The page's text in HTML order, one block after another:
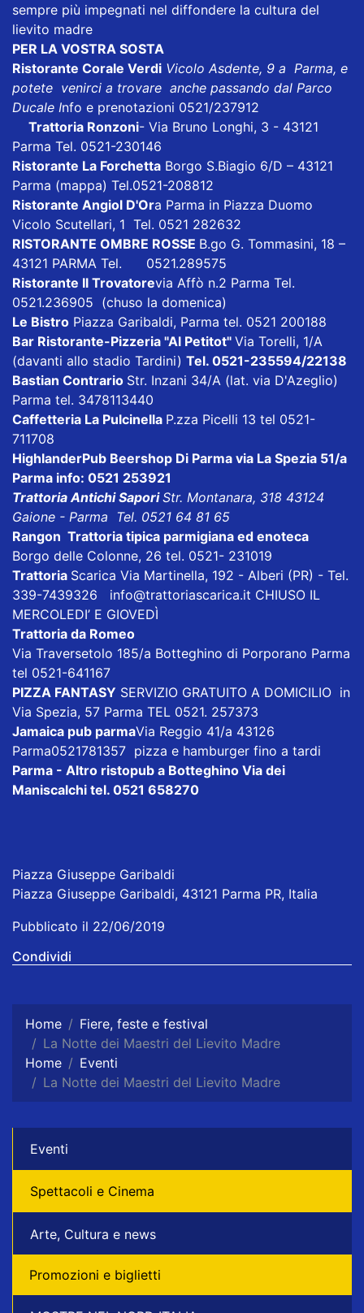
sempre più impegnati nel diffondere la cultura del
lievito madre
PER LA VOSTRA SOSTA
Ristorante Corale Verdi Vicolo Asdente, 9 a Parma, e
potete venirci a trovare anche passando dal Parco
Ducale Info e prenotazioni 0521/237912
Trattoria Ronzoni- Via Bruno Longhi, 3 - 43121
Parma Tel. 0521-230146
Ristorante La Forchetta Borgo S.Biagio 6/D – 43121
Parma (mappa) Tel.0521-208812
Ristorante Angiol D'Ora Parma in Piazza Duomo
Vicolo Scutellari, 1 Tel. 0521 282632
RISTORANTE OMBRE ROSSE B.go G. Tommasini, 18 –
43121 PARMA Tel. 0521.289575
Ristorante Il Trovatorevia Affò n.2 Parma Tel.
0521.236905 (chuso la domenica)
Le Bistro Piazza Garibaldi, Parma tel. 0521 200188
Bar Ristorante-Pizzeria "Al Petitot" Via Torelli, 1/A
(davanti allo stadio Tardini) Tel. 0521-235594/22138
Bastian Contrario Str. Inzani 34/A (lat. via D'Azeglio)
Parma tel. 3478113440
Caffetteria La Pulcinella P.zza Picelli 13 tel 0521-
711708
HighlanderPub Beershop Di Parma via La Spezia 51/a
Parma info: 0521 253921
Trattoria Antichi SaporiStr. Montanara, 318 43124
Gaione - Parma Tel. 0521 64 81 65
Rangon Trattoria tipica parmigiana ed enoteca
Borgo delle Colonne, 26 tel. 0521- 231019
Trattoria Scarica Via Martinella, 192 - Alberi (PR) - Tel.
339-7439326 info@trattoriascarica.it CHIUSO IL
MERCOLEDI’ E GIOVEDÌ
Trattoria da Romeo
Via Traversetolo 185/a Botteghino di Porporano Parma
tel 0521-641167
PIZZA FANTASY SERVIZIO GRATUITO A DOMICILIO in
Via Spezia, 57 Parma TEL 0521. 257373
Jamaica pub parmaVia Reggio 41/a 43126
Parma0521781357 pizza e hamburger fino a tardi
Parma - Altro ristopub a Botteghino Via dei
Maniscalchi tel. 0521 658270
Piazza Giuseppe Garibaldi
Piazza Giuseppe Garibaldi, 43121 Parma PR, Italia
Pubblicato il 22/06/2019
Condividi
Home
Fiere, feste e festival
La Notte dei Maestri del Lievito Madre
Home
Eventi
La Notte dei Maestri del Lievito Madre
Eventi
Spettacoli e Cinema
Arte, Cultura e news
Promozioni e biglietti